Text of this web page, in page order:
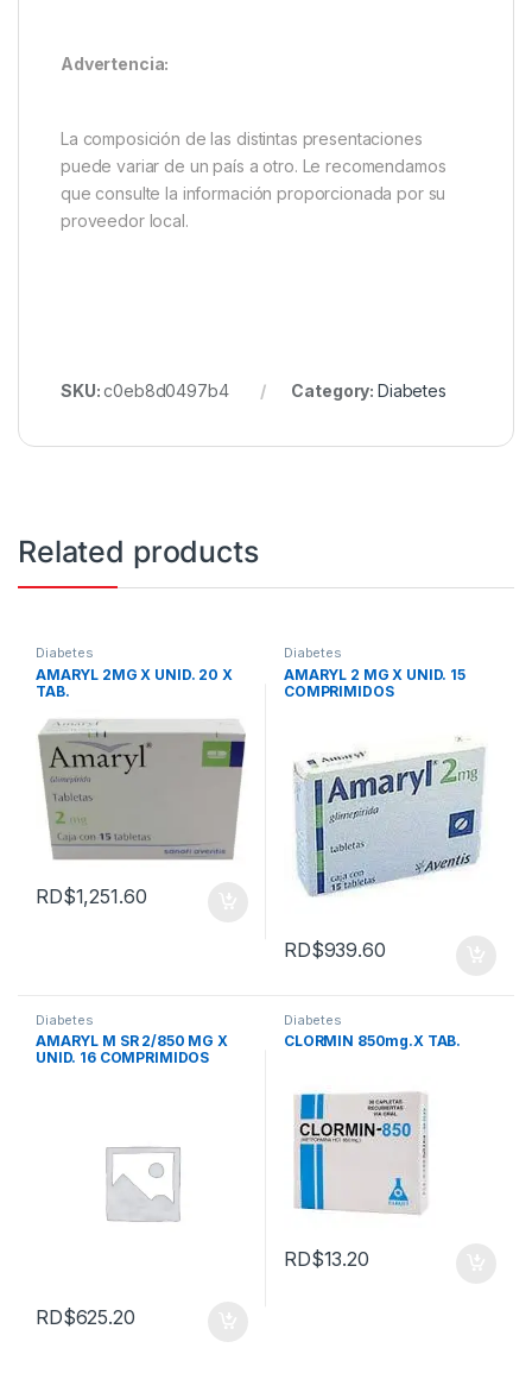
Advertencia:
La composición de las distintas presentaciones
puede variar de un país a otro. Le recomendamos
que consulte la información proporcionada por su
proveedor local.
SKU:c0eb8d0497b4 Category: Diabetes
Related products
Diabetes
AMARYL 2MG X UNID. 20 X
TAB.
RD$1,251.60
Diabetes
AMARYL 2 MG X UNID. 15
COMPRIMIDOS
RD$939.60
Diabetes
AMARYL M SR 2/850 MG X
UNID. 16 COMPRIMIDOS
RD$625.20
Diabetes
CLORMIN 850mg.X TAB.
RD$13.20